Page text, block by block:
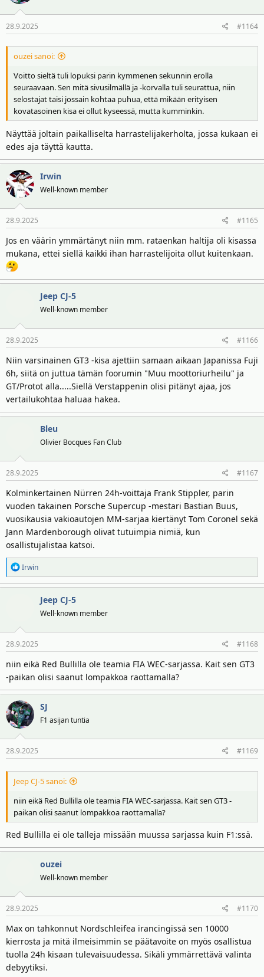
28.9.2025 #1164
ouzei sanoi:
Voitto sieltä tuli lopuksi parin kymmenen sekunnin erolla
seuraavaan. Sen mitä sivusilmällä ja -korvalla tuli seurattua, niin
selostajat taisi jossain kohtaa puhua, että mikään erityisen
kovatasoinen kisa ei ollut kyseessä, mutta kumminkin.
Näyttää joltain paikalliselta harrastelijakerholta, jossa kukaan ei
edes aja täyttä kautta.
Irwin
Well-known member
28.9.2025 #1165
Jos en väärin ymmärtänyt niin mm. rataenkan haltija oli kisassa
mukana, ettei siellä kaikki ihan harrastelijoita ollut kuitenkaan.
Jeep CJ-5
Well-known member
28.9.2025 #1166
Niin varsinainen GT3 -kisa ajettiin samaan aikaan Japanissa Fuji
6h, siitä on juttua tämän foorumin "Muu moottoriurheilu" ja
GT/Protot alla.....Siellä Verstappenin olisi pitänyt ajaa, jos
vertailukohtaa haluaa hakea.
Bleu
Olivier Bocques Fan Club
28.9.2025 #1167
Kolminkertainen Nürren 24h-voittaja Frank Stippler, parin
vuoden takainen Porsche Supercup -mestari Bastian Buus,
vuosikausia vakioautojen MM-sarjaa kiertänyt Tom Coronel sekä
Jann Mardenborough olivat tutuimpia nimiä, kun
osallistujalistaa katsoi.
R
e
a
o
t
Irwin
Jeep CJ-5
Well-known member
28.9.2025 #1168
niin eikä Red Bullilla ole teamia FIA WEC-sarjassa. Kait sen GT3
-paikan olisi saanut lompakkoa raottamalla?
SJ
F1 asijan tuntia
28.9.2025 #1169
Jeep CJ-5 sanoi:
niin eikä Red Bullilla ole teamia FIA WEC-sarjassa. Kait sen GT3 -
paikan olisi saanut lompakkoa raottamalla?
Red Bullilla ei ole talleja missään muussa sarjassa kuin F1:ssä.
ouzei
Well-known member
28.9.2025 #1170
Max on tahkonnut Nordschleifea irancingissä sen 10000
kierrosta ja mitä ilmeisimmin se päätavoite on myös osallistua
tuolla 24h kisaan tulevaisuudessa. Sikäli ymmärrettävä valinta
debyytiksi.